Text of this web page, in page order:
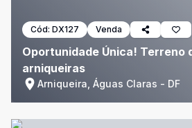
Cód: DX127 Venda
Oportunidade Única! Terreno
arniqueiras
Arniqueira, Águas Claras - DF